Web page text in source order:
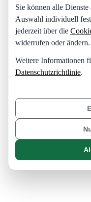
Sie können alle
Auswahl individuell
jederzeit über die
widerrufen oder ändern.
Weitere Informationen
Datenschutzrichtlinie.